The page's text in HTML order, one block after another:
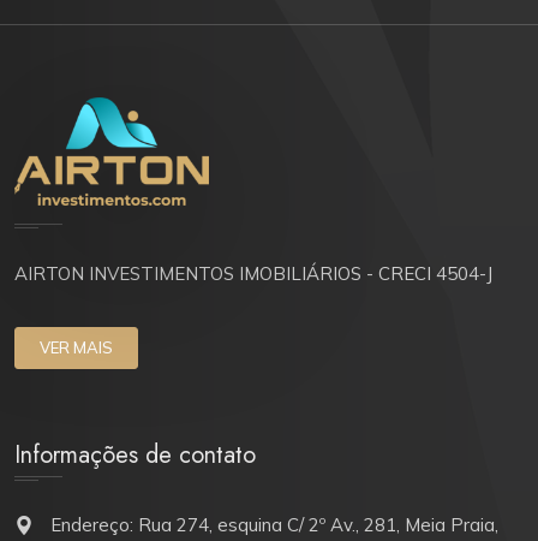
AIRTON INVESTIMENTOS IMOBILIÁRIOS - CRECI 4504-J
VER MAIS
Informações de contato
Endereço: Rua 274, esquina C/ 2º Av., 281, Meia Praia,